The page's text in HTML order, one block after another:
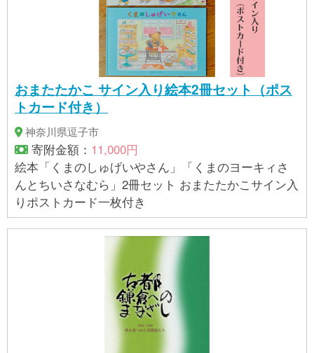
おまたたかこ サイン入り絵本2冊セット（ポス
トカード付き）
神奈川県逗子市
寄附金額： 11,000円
絵本「くまのしゅげいやさん」「くまのヨーキィさ
んとちいさなむら」2冊セット おまたたかこサイン入
りポストカード一枚付き